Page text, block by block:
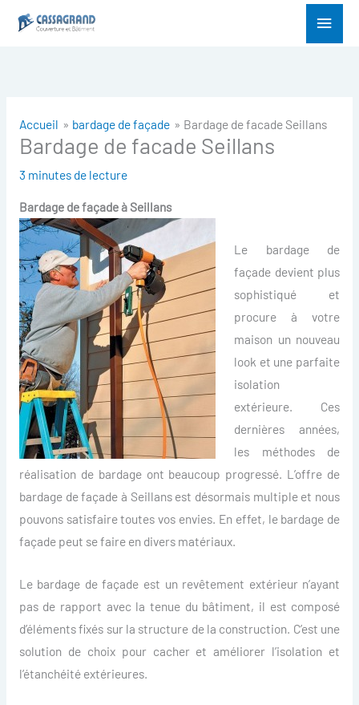
Menu
Accueil bardage de façade Bardage de facade Seillans
Bardage de facade Seillans
3 minutes de lecture
Bardage de façade à Seillans
Le bardage de
façade devient plus
sophistiqué et
procure à votre
maison un nouveau
look et une parfaite
isolation
extérieure. Ces
dernières années,
les méthodes de
réalisation de bardage ont beaucoup progressé. L’offre de
bardage de façade à Seillans est désormais multiple et nous
pouvons satisfaire toutes vos envies. En effet, le bardage de
façade peut se faire en divers matériaux.
Le bardage de façade est un revêtement extérieur n’ayant
pas de rapport avec la tenue du bâtiment, il est composé
d’éléments fixés sur la structure de la construction. C’est une
solution de choix pour cacher et améliorer l’isolation et
l’étanchéité extérieures.